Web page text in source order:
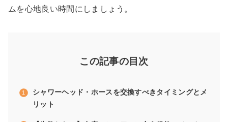
ムを心地良い時間にしましょう。
この記事の目次
シャワーヘッド・ホースを交換すべきタイミングとメ
リット